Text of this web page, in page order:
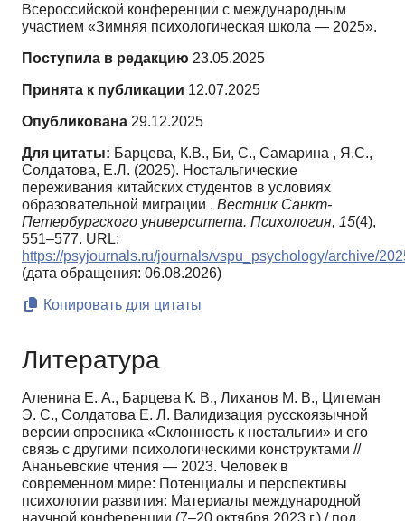
Всероссийской конференции с международным
участием «Зимняя психологическая школа — 2025».
Поступила в редакцию 23.05.2025
Принята к публикации 12.07.2025
Опубликована 29.12.2025
Для цитаты: Барцева, К.В., Би, С., Самарина , Я.С.,
Солдатова, Е.Л. (2025). Ностальгические
переживания китайских студентов в условиях
образовательной миграции . Вестник Санкт-
Петербургского университета. Психология, 15(4),
551–577. URL:
https://psyjournals.ru/journals/vspu_psychology/archive/
(дата обращения: 06.08.2026)
Копировать для цитаты
Литература
Аленина Е. А., Барцева К. В., Лиханов М. В., Цигеман
Э. С., Солдатова Е. Л. Валидизация русскоязычной
версии опросника «Склонность к ностальгии» и его
связь с другими психологическими конструктами //
Ананьевские чтения — 2023. Человек в
современном мире: Потенциалы и перспективы
психологии развития: Материалы международной
научной конференции (7–20 октября 2023 г.) / под